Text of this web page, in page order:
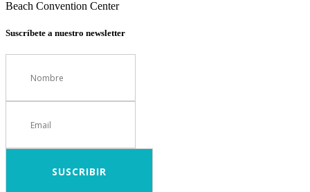
Beach Convention Center
Suscríbete a nuestro newsletter